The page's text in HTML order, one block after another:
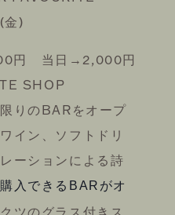
金)
円 当日→2,000円
SHOP
りのBARをオープ
イン、ソフトドリ
ーションによる詩
入できるBARがオ
ツのグラス付きス